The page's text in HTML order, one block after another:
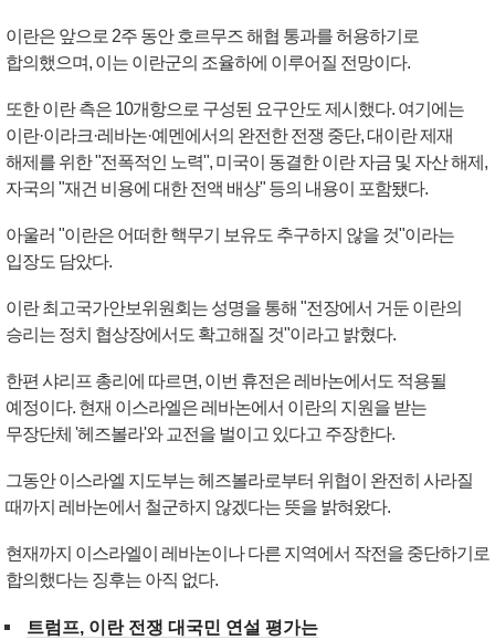
이란은 앞으로 2주 동안 호르무즈 해협 통과를 허용하기로
합의했으며, 이는 이란군의 조율하에 이루어질 전망이다.
또한 이란 측은 10개항으로 구성된 요구안도 제시했다. 여기에는
이란·이라크·레바논·예멘에서의 완전한 전쟁 중단, 대이란 제재
해제를 위한 "전폭적인 노력", 미국이 동결한 이란 자금 및 자산 해제,
자국의 "재건 비용에 대한 전액 배상" 등의 내용이 포함됐다.
아울러 "이란은 어떠한 핵무기 보유도 추구하지 않을 것"이라는
입장도 담았다.
이란 최고국가안보위원회는 성명을 통해 "전장에서 거둔 이란의
승리는 정치 협상장에서도 확고해질 것"이라고 밝혔다.
한편 샤리프 총리에 따르면, 이번 휴전은 레바논에서도 적용될
예정이다. 현재 이스라엘은 레바논에서 이란의 지원을 받는
무장단체 '헤즈볼라'와 교전을 벌이고 있다고 주장한다.
그동안 이스라엘 지도부는 헤즈볼라로부터 위협이 완전히 사라질
때까지 레바논에서 철군하지 않겠다는 뜻을 밝혀왔다.
현재까지 이스라엘이 레바논이나 다른 지역에서 작전을 중단하기로
합의했다는 징후는 아직 없다.
트럼프, 이란 전쟁 대국민 연설 평가는